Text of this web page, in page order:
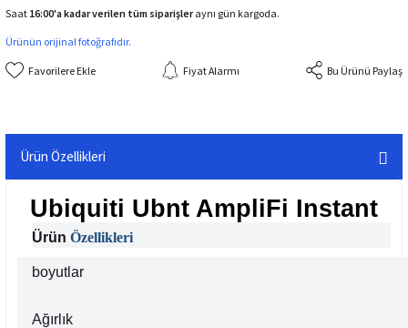
Saat 16:00'a kadar verilen tüm siparişleraynı gün kargoda.
Ürünün orijinal fotoğrafıdır.
Fiyat Alarmı Bu Ürünü Paylaş
Ürün Özellikleri
Ubiquiti Ubnt AmpliFi Instant
Ürün Özellikleri
boyutlar
Ağırlık